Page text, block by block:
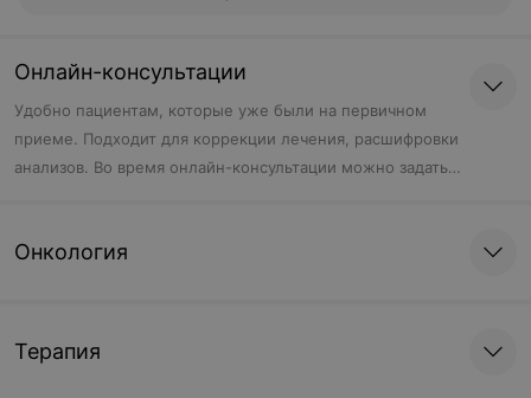
Онлайн-консультации
Удобно пациентам, которые уже были на первичном
приеме. Подходит для коррекции лечения, расшифровки
анализов. Во время онлайн-консультации можно задать
исследований.
Онкология
Терапия